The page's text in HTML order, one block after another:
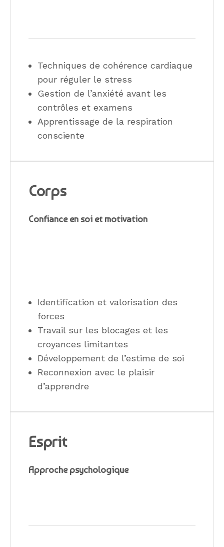
Techniques de cohérence cardiaque
pour réguler le stress
Gestion de l’anxiété avant les
contrôles et examens
Apprentissage de la respiration
consciente
Corps
Confiance en soi et motivation
Identification et valorisation des
forces
Travail sur les blocages et les
croyances limitantes
Développement de l’estime de soi
Reconnexion avec le plaisir
d’apprendre
Esprit
Approche psychologique